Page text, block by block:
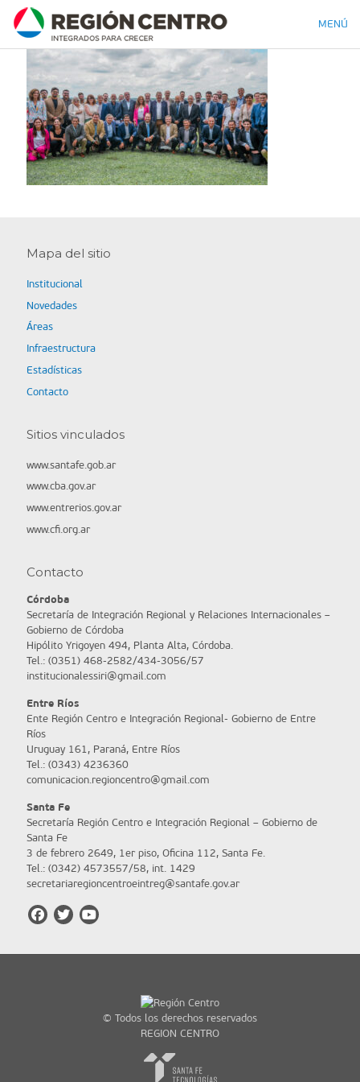
MENÚ
Mapa del sitio
Institucional
Novedades
Áreas
Infraestructura
Estadísticas
Contacto
Sitios vinculados
www.santafe.gob.ar
www.cba.gov.ar
www.entrerios.gov.ar
www.cfi.org.ar
Contacto
Córdoba
Secretaría de Integración Regional y Relaciones Internacionales –
Gobierno de Córdoba
Hipólito Yrigoyen 494, Planta Alta, Córdoba.
Tel.: (0351) 468-2582/434-3056/57
institucionalessiri@gmail.com
Entre Ríos
Ente Región Centro e Integración Regional- Gobierno de Entre
Ríos
Uruguay 161, Paraná, Entre Ríos
Tel.: (0343) 4236360
comunicacion.regioncentro@gmail.com
Santa Fe
Secretaría Región Centro e Integración Regional – Gobierno de
Santa Fe
3 de febrero 2649, 1er piso, Oficina 112, Santa Fe.
Tel.: (0342) 4573557/58, int. 1429
secretariaregioncentroeintreg@santafe.gov.ar
© Todos los derechos reservados
REGION CENTRO